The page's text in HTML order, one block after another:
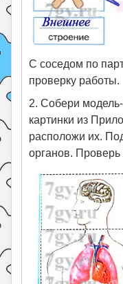
С соседом по
проверку работы.
2. Собери
картинки из
расположи их.
органов. Проверь